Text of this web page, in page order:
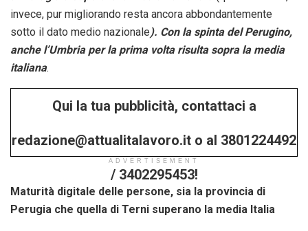
invece, pur migliorando resta ancora abbondantemente
sotto il dato medio nazionale). Con la spinta del Perugino,
anche l’Umbria per la prima volta risulta sopra la media
italiana.
Qui la tua pubblicità, contattaci a
redazione@attualitalavoro.it o al 3801224492
/ 3402295453!
ADVERTISEMENT
Maturità digitale delle persone, sia la provincia di
Perugia che quella di Terni superano la media Italia